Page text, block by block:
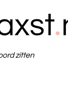
zitten